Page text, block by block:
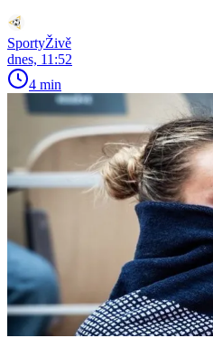
SportyŽivě
dnes, 11:52
4 min